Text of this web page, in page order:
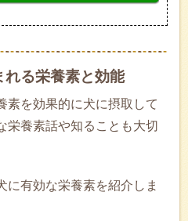
れる栄養素と効能
素を効果的に犬に摂取して
栄養素話や知ることも大切
に有効な栄養素を紹介しま